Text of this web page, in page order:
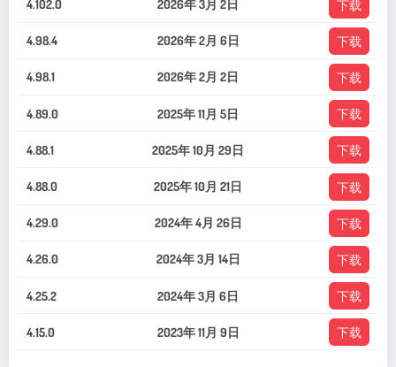
4.102.0 2026年 3月 2日 下载
4.98.4 2026年 2月 6日 下载
4.98.1 2026年 2月 2日 下载
4.89.0 2025年 11月 5日 下载
4.88.1 2025年 10月 29日 下载
4.88.0 2025年 10月 21日 下载
4.29.0 2024年 4月 26日 下载
4.26.0 2024年 3月 14日 下载
4.25.2 2024年 3月 6日 下载
4.15.0 2023年 11月 9日 下载